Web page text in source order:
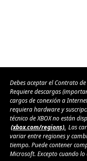
Debes aceptar el Contrato
Requiere descargas
cargos de conexión a
requiera hardware y
técnico de XBOX no están
(xbox.com/regions). Las
variar entre regiones y
tiempo. Puede contener
Microsoft. Excepto cuando